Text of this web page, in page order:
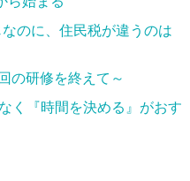
のに、住民税が違うのは
の研修を終えて～
く『時間を決める』がおす